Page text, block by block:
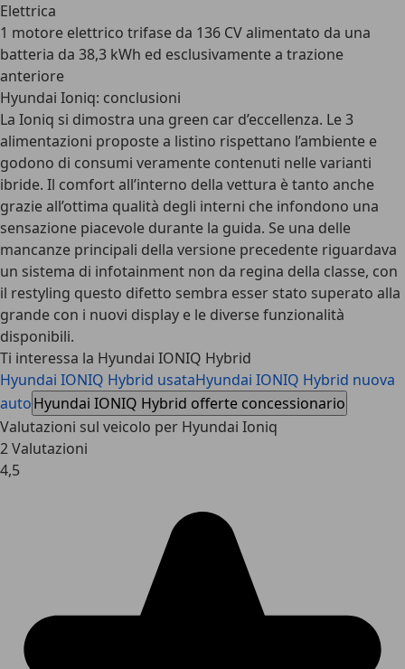
Elettrica
1 motore elettrico trifase da 136 CV alimentato da una
batteria da 38,3 kWh ed esclusivamente a trazione
anteriore
Hyundai Ioniq: conclusioni
La Ioniq si dimostra una green car d’eccellenza. Le 3
alimentazioni proposte a listino rispettano l’ambiente e
godono di consumi veramente contenuti nelle varianti
ibride. Il comfort all’interno della vettura è tanto anche
grazie all’ottima qualità degli interni che infondono una
sensazione piacevole durante la guida. Se una delle
mancanze principali della versione precedente riguardava
un sistema di infotainment non da regina della classe, con
il restyling questo difetto sembra esser stato superato alla
grande con i nuovi display e le diverse funzionalità
disponibili.
Ti interessa la Hyundai IONIQ Hybrid
Hyundai IONIQ Hybrid usataHyundai IONIQ Hybrid nuova
autoHyundai IONIQ Hybrid offerte concessionario
Valutazioni sul veicolo per Hyundai Ioniq
2 Valutazioni
4,5